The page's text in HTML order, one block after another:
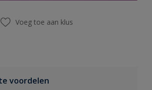
Voeg toe aan klus
voordelen